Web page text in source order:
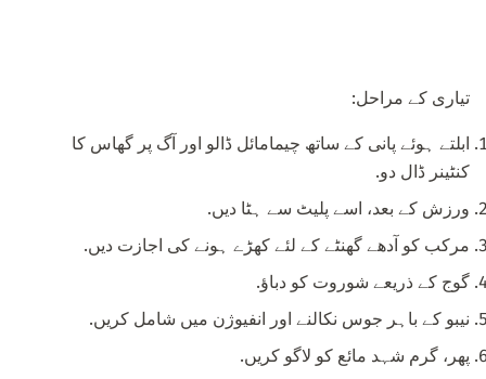
تیاری کے مراحل:
ابلتے ہوئے پانی کے ساتھ چیمامائل ڈالو اور آگ پر گھاس کا
کنٹینر ڈال دو.
ورزش کے بعد، اسے پلیٹ سے ہٹا دیں.
مرکب کو آدھے گھنٹے کے لئے کھڑے ہونے کی اجازت دیں.
گوج کے ذریعے شوروت کو دباؤ.
نیبو کے باہر جوس نکالنے اور انفیوژن میں شامل کریں.
پھر، گرم شہد مائع کو لاگو کریں.